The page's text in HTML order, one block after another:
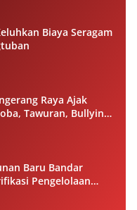
Biaya Seragam
Raya Ajak
Tawuran, Bullying
Baru Bandar
Pengelolaan
Sesuai Juknis